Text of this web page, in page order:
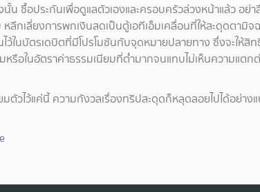
น ซื้อประกันเพื่อดูแลตัวเองและครอบครัวล่วงหน้าแล้ว อย่า
หลีกเลี่ยงการพกเงินสดเป็นตู้เอทีเอ็มเคลื่อนที่ให้สะดุดตามิ
ไว้ในบัตรเดบิตที่มีโปรโมชันกับจุดหมายปลายทาง ซึ่งจะให้สิ
หรือในอัตราค่าธรรมเนียมที่ต่ำมากจนแทบไม่เห็นความแตก
มตัวไว้แค่นี้ ความกังวลเรื่องทริปสะดุดก็หลุดลอยไปได้อย่าง